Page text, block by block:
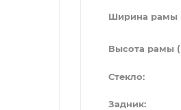
Ширина рамы
Высота рамы
Стекло:
Задник: